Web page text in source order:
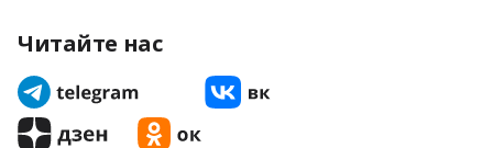
Читайте нас